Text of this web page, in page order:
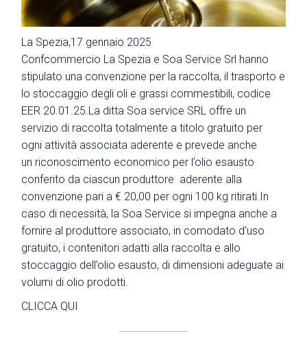
La Spezia,17 gennaio 2025
Confcommercio La Spezia e Soa Service Srl hanno
stipulato una convenzione per la raccolta, il trasporto e
lo stoccaggio degli oli e grassi commestibili, codice
EER 20.01.25.La ditta Soa service SRL offre un
servizio di raccolta totalmente a titolo gratuito per
ogni attività associata aderente e prevede anche
un riconoscimento economico per l’olio esausto
conferito da ciascun produttore aderente alla
convenzione pari a € 20,00 per ogni 100 kg ritirati.In
caso di necessità, la Soa Service si impegna anche a
fornire al produttore associato, in comodato d’uso
gratuito, i contenitori adatti alla raccolta e allo
stoccaggio dell’olio esausto, di dimensioni adeguate ai
volumi di olio prodotti.
CLICCA QUI